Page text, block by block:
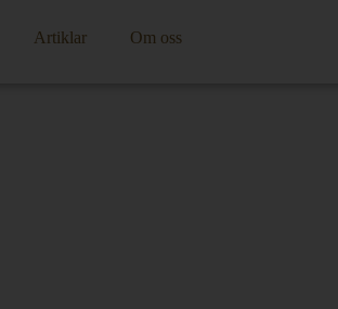
Artiklar Om oss